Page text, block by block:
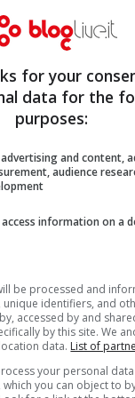
non va. E
duri
2014: Niang
su Menez,
for your
data for the
purposes:
and content,
audience
information on a
be processed and
identifiers, and
accessed by and
by this site. We
data. List of
your personal
you can object to